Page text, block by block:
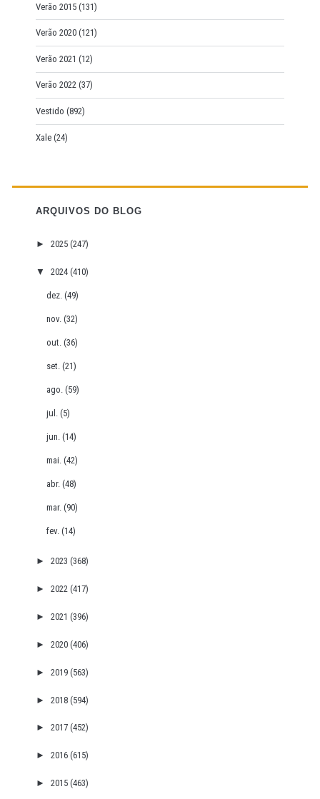
Verão 2015 (131)
Verão 2020 (121)
Verão 2021 (12)
Verão 2022 (37)
Vestido (892)
Xale (24)
ARQUIVOS DO BLOG
► 2025 (247)
▼ 2024 (410)
dez.(49)
nov.(32)
out.(36)
set.(21)
ago.(59)
jul.(5)
jun.(14)
mai.(42)
abr.(48)
mar.(90)
fev.(14)
► 2023 (368)
► 2022 (417)
► 2021 (396)
► 2020 (406)
► 2019 (563)
► 2018 (594)
► 2017 (452)
► 2016 (615)
► 2015 (463)